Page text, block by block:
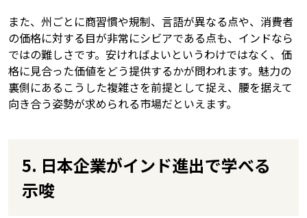
また、州ごとに商習慣や規制、言語が異なる点や、消費者
の価格に対する目が非常にシビアである点も、インドなら
ではの難しさです。安ければよいというわけではなく、価
格に見合った価値をどう提供するかが問われます。魅力の
裏側にあるこうした複雑さを前提として捉え、腰を据えて
向き合う姿勢が求められる市場だといえます。
5. 日本企業がインド進出で学べる
示唆